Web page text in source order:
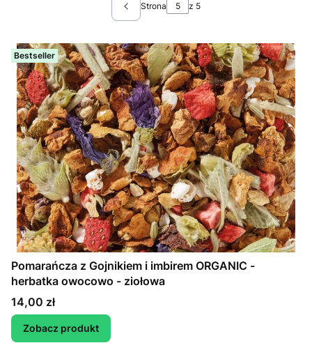
Poprzednie produkty
Strona z 5
Bestseller
Pomarańcza z Gojnikiem i imbirem ORGANIC -
herbatka owocowo - ziołowa
Cena
14,00 zł
Zobacz produkt